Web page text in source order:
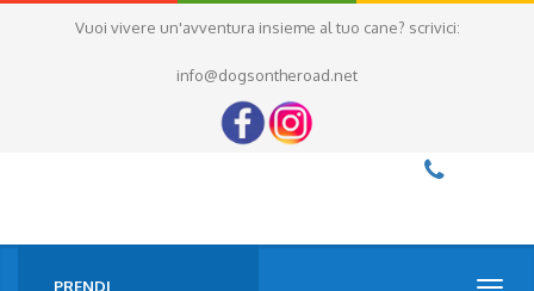
Vuoi vivere un'avventura insieme al tuo cane? scrivici:
info@dogsontheroad.net
PRENDI